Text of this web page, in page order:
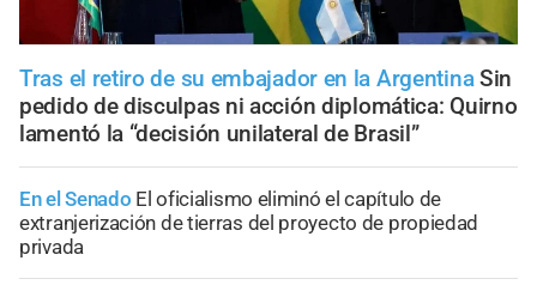
Tras el retiro de su embajador en la Argentina Sin
pedido de disculpas ni acción diplomática: Quirno
lamentó la “decisión unilateral de Brasil”
En el Senado El oficialismo eliminó el capítulo de
extranjerización de tierras del proyecto de propiedad
privada